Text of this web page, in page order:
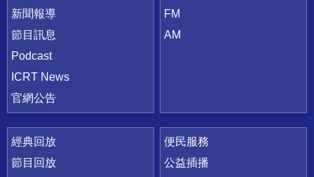
新聞報導
節目訊息
Podcast
ICRT News
官網公告
FM
AM
經典回放
節目回放
便民服務
公益插播